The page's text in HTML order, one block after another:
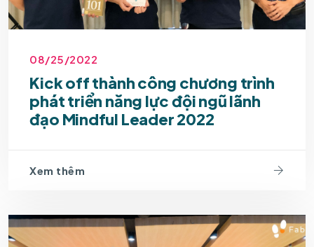
08/25/2022
Kick off thành công chương trình
phát triển năng lực đội ngũ lãnh
đạo Mindful Leader 2022
Xem thêm